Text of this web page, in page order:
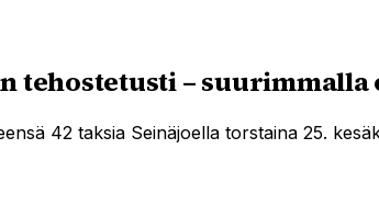
– suurimmalla
42 taksia Seinäjoella torstaina 25.